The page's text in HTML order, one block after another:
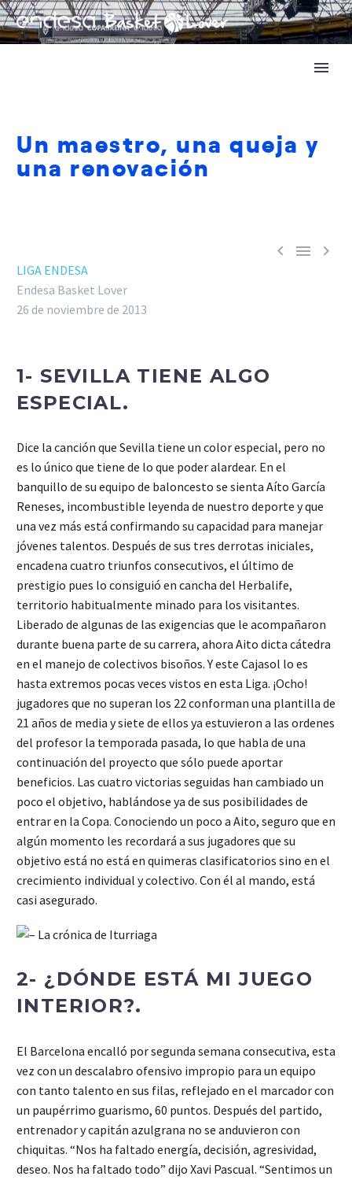
Un maestro, una queja y
una renovación
  
LIGA ENDESA
Endesa Basket Lover
26 de noviembre de 2013
1- SEVILLA TIENE ALGO
ESPECIAL.
Dice la canción que Sevilla tiene un color especial, pero no
es lo único que tiene de lo que poder alardear. En el
banquillo de su equipo de baloncesto se sienta Aíto García
Reneses, incombustible leyenda de nuestro deporte y que
una vez más está confirmando su capacidad para manejar
jóvenes talentos. Después de sus tres derrotas iniciales,
encadena cuatro triunfos consecutivos, el último de
prestigio pues lo consiguió en cancha del Herbalife,
territorio habitualmente minado para los visitantes.
Liberado de algunas de las exigencias que le acompañaron
durante buena parte de su carrera, ahora Aito dicta cátedra
en el manejo de colectivos bisoños. Y este Cajasol lo es
hasta extremos pocas veces vistos en esta Liga. ¡Ocho!
jugadores que no superan los 22 conforman una plantilla de
21 años de media y siete de ellos ya estuvieron a las ordenes
del profesor la temporada pasada, lo que habla de una
continuación del proyecto que sólo puede aportar
beneficios. Las cuatro victorias seguidas han cambiado un
poco el objetivo, hablándose ya de sus posibilidades de
entrar en la Copa. Conociendo un poco a Aito, seguro que en
algún momento les recordará a sus jugadores que su
objetivo está no está en quimeras clasificatorios sino en el
crecimiento individual y colectivo. Con él al mando, está
casi asegurado.
2- ¿DÓNDE ESTÁ MI JUEGO
INTERIOR?.
El Barcelona encalló por segunda semana consecutiva, esta
vez con un descalabro ofensivo impropio para un equipo
con tanto talento en sus filas, reflejado en el marcador con
un paupérrimo guarismo, 60 puntos. Después del partido,
entrenador y capitán azulgrana no se anduvieron con
chiquitas. “Nos ha faltado energía, decisión, agresividad,
deseo. Nos ha faltado todo” dijo Xavi Pascual. “Sentimos un